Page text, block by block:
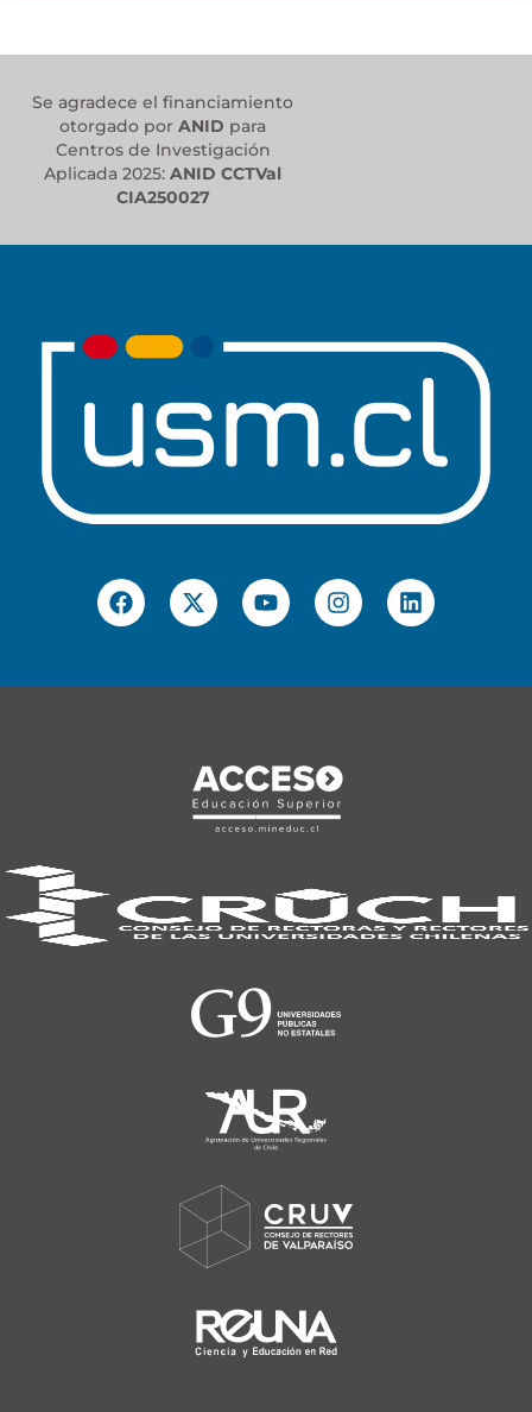
Se agradece el financiamiento
otorgado por ANID para
Centros de Investigación
Aplicada 2025: ANID CCTVal
CIA250027